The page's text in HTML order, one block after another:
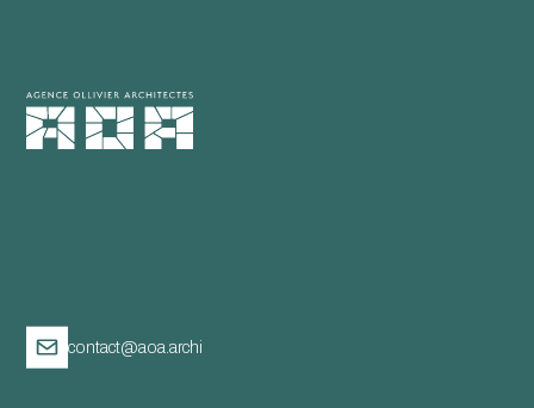
contact@aoa.archi